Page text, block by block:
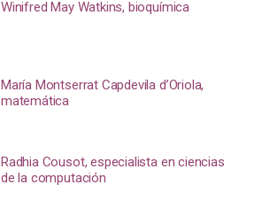
Winifred May Watkins, bioquímica
María Montserrat Capdevila d’Oriola,
matemática
Radhia Cousot, especialista en ciencias
de la computación